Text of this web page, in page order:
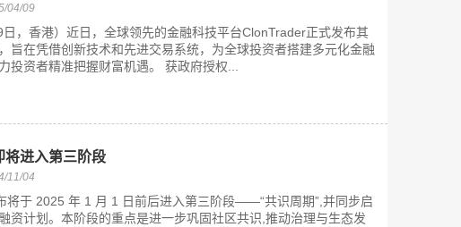
04/09
日，香港）近日，全球领先的金融科技平台ClonTrader正式发布其
旨在凭借创新技术和先进交易系统，为全球投资者搭建多元化金融
投资者精准把握财富机遇。 获政府授权...
将进入第三阶段
11/04
将于 2025 年 1 月 1 日前后进入第三阶段——“共识周期”,并同步启
资计划。本阶段的重点是进一步巩固社区共识,推动治理与生态发